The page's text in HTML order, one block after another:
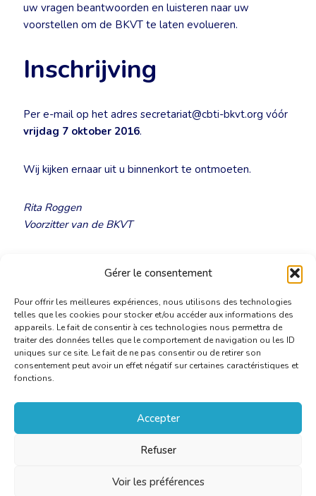
Gérer le consentement
Pour offrir les meilleures expériences, nous utilisons des technologies
telles que les cookies pour stocker et/ou accéder aux informations des
appareils. Le fait de consentir à ces technologies nous permettra de
traiter des données telles que le comportement de navigation ou les ID
uniques sur ce site. Le fait de ne pas consentir ou de retirer son
consentement peut avoir un effet négatif sur certaines caractéristiques et
fonctions.
Accepter
Refuser
Voir les préférences
uw vragen beantwoorden en luisteren naar uw
voorstellen om de BKVT te laten evolueren.
Inschrijving
Per e-mail op het adres secretariat@cbti-bkvt.org vóór
vrijdag 7 oktober 2016.
Wij kijken ernaar uit u binnenkort te ontmoeten.
Rita Roggen
Voorzitter van de BKVT